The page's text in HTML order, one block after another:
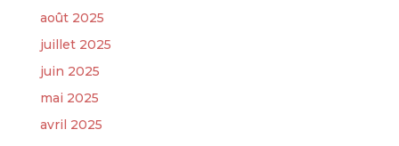
août 2025
juillet 2025
juin 2025
mai 2025
avril 2025